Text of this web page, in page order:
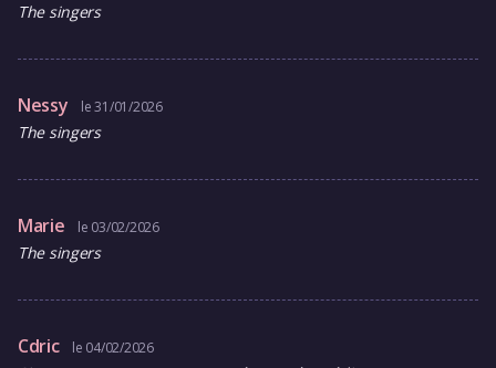
The singers
Nessy le 31/01/2026
The singers
Marie le 03/02/2026
The singers
Cdric le 04/02/2026